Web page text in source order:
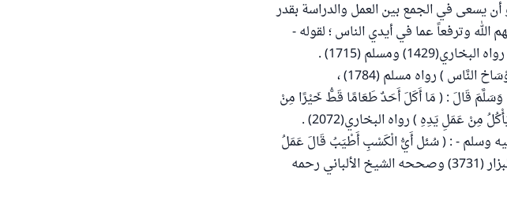
أن يسعى في الجمع بين العمل والدراسة بقدر
وترفعاً عما في أيدي الناس ؛ لقوله -
ومسلم (1715) .
) رواه مسلم (1784) ،
وَسَلَّمَ قَالَ : ( مَا أَكَلَ أَحَدٌ طَعَامًا قَطُّ خَيْرًا مِنْ
عَمَلِ يَدِهِ ) رواه البخاري(2072) .
وسلم - : ( سُئل أَيُّ الْكَسْبِ أَطْيَبُ قَالَ عَمَلُ
الرَّجُلِ بِيَدِهِ وَكُلُّ بَيْعٍ مَبْرُورٍ) رواه الإمام أحمد (16628) والبزار (3731) وصححه الشيخ الألباني رحمه